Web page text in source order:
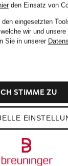
AIR
ALPHA TRAINER
den Einsatz von
eingesetzten
wir und
Sie in unserer
STIMME ZU